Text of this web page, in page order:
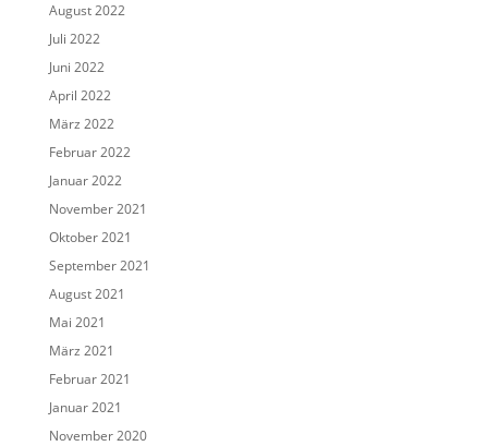
August 2022
Juli 2022
Juni 2022
April 2022
März 2022
Februar 2022
Januar 2022
November 2021
Oktober 2021
September 2021
August 2021
Mai 2021
März 2021
Februar 2021
Januar 2021
November 2020